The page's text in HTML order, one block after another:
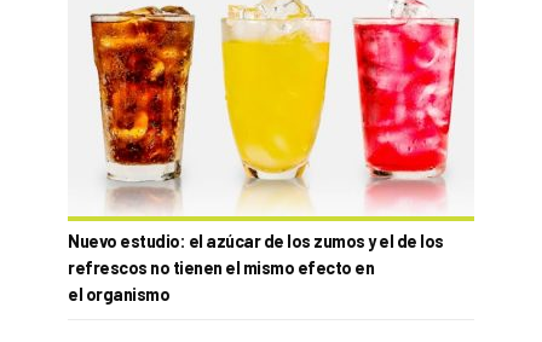
Nuevo estudio: el azúcar de los zumos y el de los
refrescos no tienen el mismo efecto en
el organismo